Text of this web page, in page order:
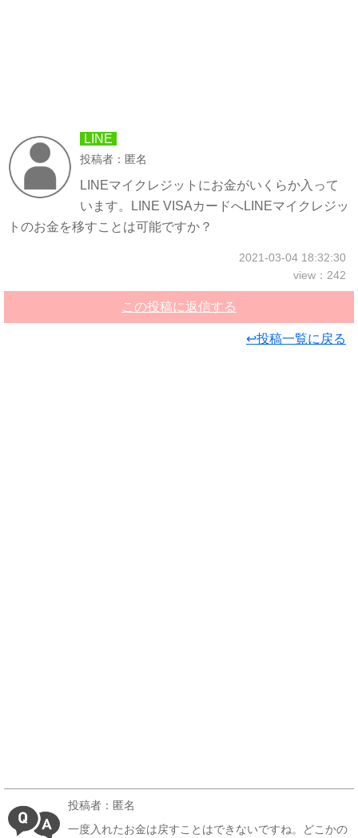
LINE
投稿者：匿名
LINEマイクレジットにお金がいくらか入って
います。LINE VISAカードへLINEマイクレジッ
トのお金を移すことは可能ですか？
2021-03-04 18:32:30
view：242
この投稿に返信する
↩投稿一覧に戻る
投稿者：匿名
一度入れたお金は戻すことはできないですね。どこかの